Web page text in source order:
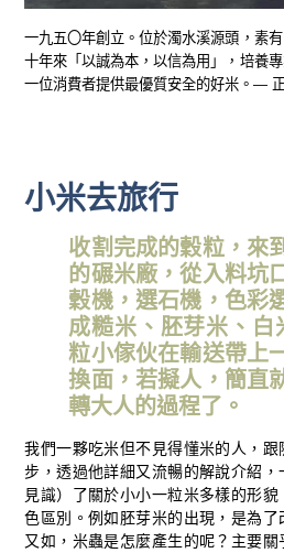
一九五〇年創立。位於濁水溪源頭，素
十年來「以誠為本，以信為用」，培養
一位消費者提供最優質安全的好米。—
小米去旅行
收割完成的穀粒，來
的碾米廠，從入料坑
穀機，選石機，色彩
成糙米、胚芽米、
粒小傢伙在輸送帶上
換面，若擬人，簡直
轉大人的過程了。
我們一夥吃米但不見得懂米的人，
步，透過他詳細又流暢的解說介紹
見識）了關於小小一粒米多樣的形
色區別。例如胚芽米的出現，是為了
又如，米蟲是怎麼產生的呢？主要